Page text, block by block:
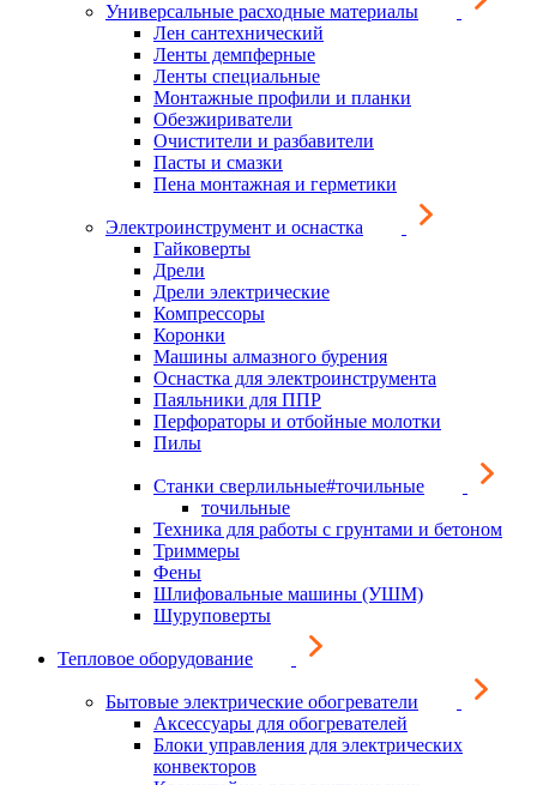
Универсальные расходные материалы
Лен сантехнический
Ленты демпферные
Ленты специальные
Монтажные профили и планки
Обезжириватели
Очистители и разбавители
Пасты и смазки
Пена монтажная и герметики
Электроинструмент и оснастка
Гайковерты
Дрели
Дрели электрические
Компрессоры
Коронки
Машины алмазного бурения
Оснастка для электроинструмента
Паяльники для ППР
Перфораторы и отбойные молотки
Пилы
Станки сверлильные#точильные
точильные
Техника для работы с грунтами и бетоном
Триммеры
Фены
Шлифовальные машины (УШМ)
Шуруповерты
Тепловое оборудование
Бытовые электрические обогреватели
Аксессуары для обогревателей
Блоки управления для электрических
конвекторов